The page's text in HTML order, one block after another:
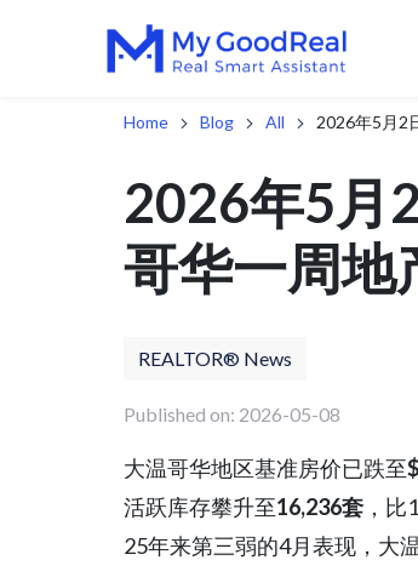
Home Blog All 2026年5月2
2026年5月
哥华一周地
REALTOR® News
Published on: 2026-05-08
大温哥华地区基准房价已跌至
活跃库存攀升至16,236套 ，
25年来第三弱的4月表现，大